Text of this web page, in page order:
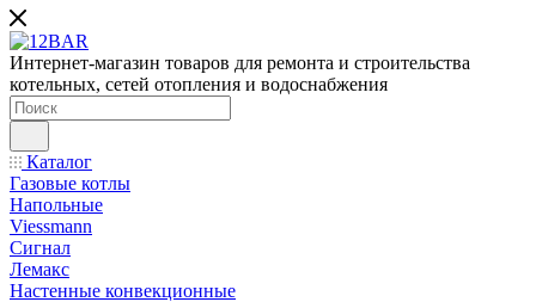
Интернет-магазин товаров для ремонта и строительства
котельных, сетей отопления и водоснабжения
Каталог
Газовые котлы
Напольные
Viessmann
Сигнал
Лемакс
Настенные конвекционные